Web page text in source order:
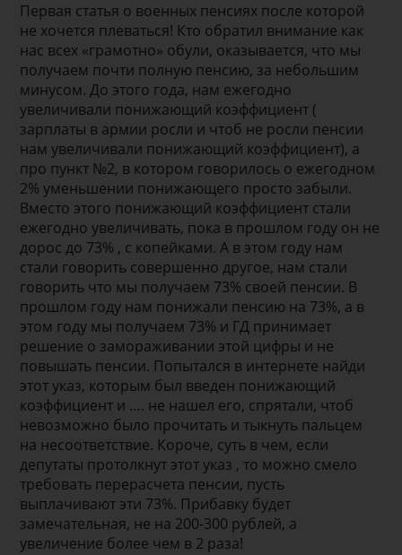
Первая статья о военных пенсиях после которой
не хочется плеваться! Кто обратил внимание как
нас всех «грамотно» обули, оказывается, что мы
получаем почти полную пенсию, за небольшим
минусом. До этого года, нам ежегодно
увеличивали понижающий коэффициент (
зарплаты в армии росли и чтоб не росли пенсии
нам увеличивали понижающий коэффициент), а
про пункт №2, в котором говорилось о ежегодном
2% уменьшении понижающего просто забыли.
Вместо этого понижающий коэффициент стали
ежегодно увеличивать, пока в прошлом году он не
дорос до 73% , с копейками. А в этом году нам
стали говорить совершенно другое, нам стали
говорить что мы получаем 73% своей пенсии. В
прошлом году нам понижали пенсию на 73%, а в
этом году мы получаем 73% и ГД принимает
решение о замораживании этой цифры и не
повышать пенсии. Попытался в интернете найди
этот указ, которым был введен понижающий
коэффициент и …. не нашел его, спрятали, чтоб
невозможно было прочитать и тыкнуть пальцем
на несоответствие. Короче, суть в чем, если
депутаты протолкнут этот указ , то можно смело
требовать перерасчета пенсии, пусть
выплачивают эти 73%. Прибавку будет
замечательная, не на 200-300 рублей, а
увеличение более чем в 2 раза!